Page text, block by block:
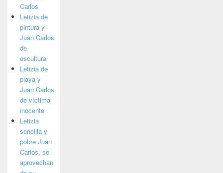
Carlos
Letizia de
pintura y
Juan Carlos
de
escultura
Letizia de
playa y
Juan Carlos
de víctima
inocente
Letizia
sencilla y
pobre Juan
Carlos, se
aprovechan